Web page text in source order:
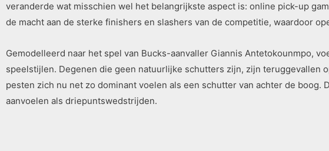
veranderde wat misschien wel het belangrijkste aspect is: online pick-up
de macht aan de sterke finishers en slashers van de competitie, waardoor
Gemodelleerd naar het spel van Bucks-aanvaller Giannis Antetokounmpo,
speelstijlen. Degenen die geen natuurlijke schutters zijn, zijn
pesten zich nu net zo dominant voelen als een schutter van achter de
aanvoelen als driepuntswedstrijden.